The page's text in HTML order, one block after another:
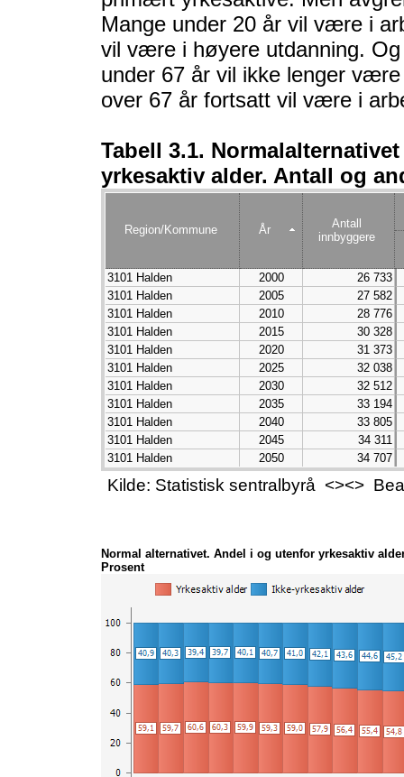
Mange under 20 år vil være i
vil være i høyere utdanning.
under 67 år vil ikke lenger
over 67 år fortsatt vil være i
Tabell 3.1.
yrkesaktiv alder. Antall og
Region/Kommune År
Antall
innbyggere
3101 Halden 2000
26 733
3101 Halden
2005
27 582
3101 Halden
2010
28 776
3101 Halden
2015
30 328
3101 Halden
2020
31 373
3101 Halden
2025
32 038
3101 Halden
2030
32 512
3101 Halden
2035
33 194
3101 Halden
2040
33 805
3101 Halden
2045
34 311
3101 Halden
2050 34 707
Kilde: Statistisk sentralbyrå <><>
Normal alternativet. Andel i og utenfor yrkesaktiv
Prosent